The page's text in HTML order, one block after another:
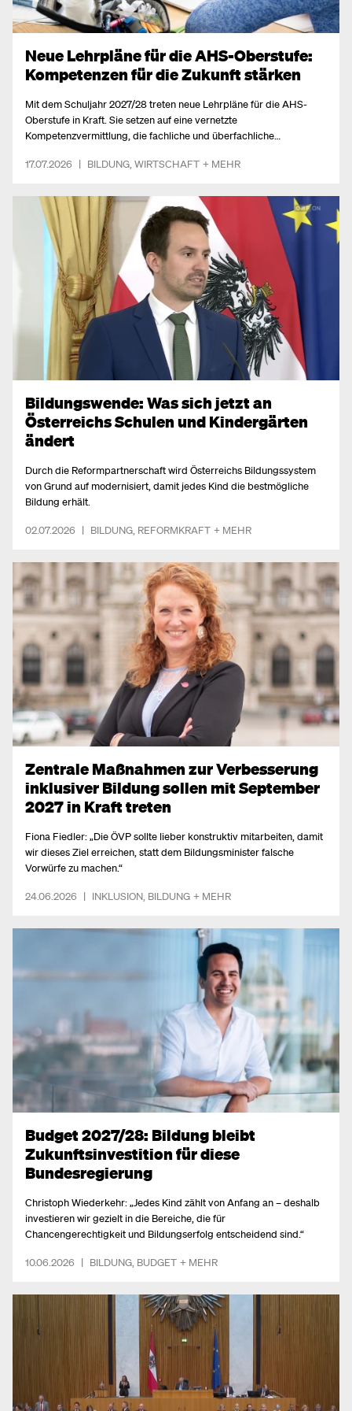
Neue Lehrpläne für die AHS-Oberstufe:
Kompetenzen für die Zukunft stärken
Mit dem Schuljahr 2027/28 treten neue Lehrpläne für die AHS-
Oberstufe in Kraft. Sie setzen auf eine vernetzte
Kompetenzvermittlung, die fachliche und überfachliche
17.07.2026 | BILDUNG WIRTSCHAFT + MEHR
Bildungswende: Was sich jetzt an
Österreichs Schulen und Kindergärten
ändert
Durch die Reformpartnerschaft wird Österreichs Bildungssystem
von Grund auf modernisiert, damit jedes Kind die bestmögliche
Bildung erhält.
02.07.2026 | BILDUNG REFORMKRAFT + MEHR
Zentrale Maßnahmen zur Verbesserung
inklusiver Bildung sollen mit September
2027 in Kraft treten
Fiona Fiedler: „Die ÖVP sollte lieber konstruktiv mitarbeiten, damit
wir dieses Ziel erreichen, statt dem Bildungsminister falsche
Vorwürfe zu machen.“
24.06.2026 | INKLUSION BILDUNG + MEHR
Budget 2027/28: Bildung bleibt
Zukunftsinvestition für diese
Bundesregierung
Christoph Wiederkehr: „Jedes Kind zählt von Anfang an – deshalb
investieren wir gezielt in die Bereiche, die für
Chancengerechtigkeit und Bildungserfolg entscheidend sind.“
10.06.2026 | BILDUNG BUDGET + MEHR